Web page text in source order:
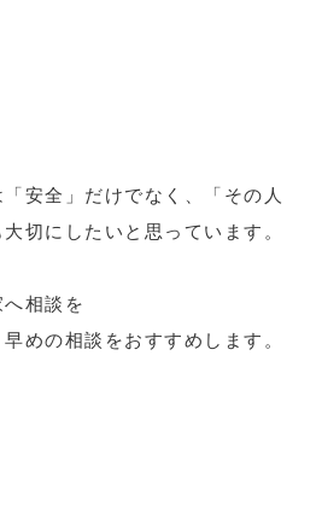
安全」だけでなく、「その人
切にしたいと思っています。
相談を
めの相談をおすすめします。